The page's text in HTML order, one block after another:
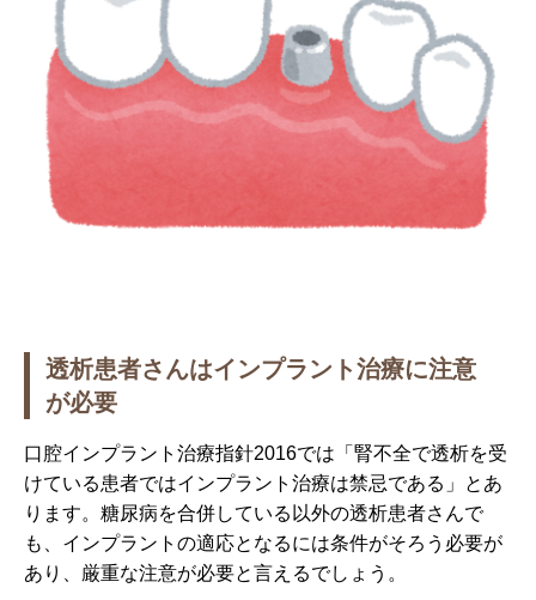
透析患者さんはインプラント治療に注意
が必要
口腔インプラント治療指針2016では「腎不全で透析を受
けている患者ではインプラント治療は禁忌である」とあ
ります。糖尿病を合併している以外の透析患者さんで
も、インプラントの適応となるには条件がそろう必要が
あり、厳重な注意が必要と言えるでしょう。